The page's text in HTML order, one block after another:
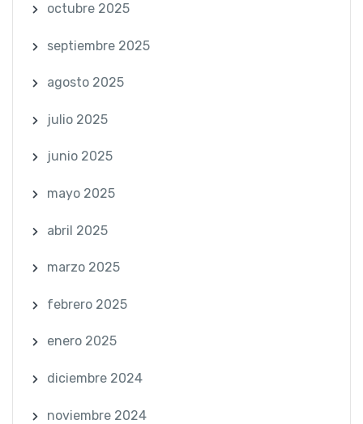
octubre 2025
septiembre 2025
agosto 2025
julio 2025
junio 2025
mayo 2025
abril 2025
marzo 2025
febrero 2025
enero 2025
diciembre 2024
noviembre 2024